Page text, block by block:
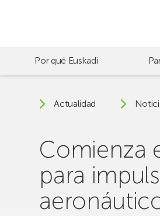
Por qué Euskadi
Actualidad
Comienza
para